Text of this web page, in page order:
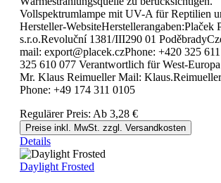
Vollspektrumlampe mit UV-A für Reptilien
Hersteller-WebsiteHerstellerangaben:Plaček
s.r.o.Revoluční 1381/III290 01
mail: export@placek.czPhone: +420 325
325 610 077 Verantwortlich für West-
Mr. Klaus Reimueller Mail:
Phone: +49 174 311 0105
Regulärer Preis: Ab 3,28 €
Preise inkl. MwSt. zzgl. Versandkosten
Details
Daylight Frosted